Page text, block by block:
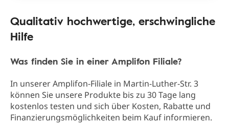
Qualitativ hochwertige, erschwingliche
Hilfe
Was finden Sie in einer Amplifon Filiale?
In unserer Amplifon-Filiale in Martin-Luther-Str. 3
können Sie unsere Produkte bis zu 30 Tage lang
kostenlos testen und sich über Kosten, Rabatte und
Finanzierungsmöglichkeiten beim Kauf informieren.